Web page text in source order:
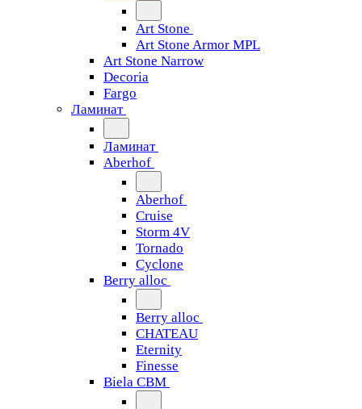
Art Stone
Art Stone Armor MPL
Art Stone Narrow
Decoria
Fargo
Ламинат
Ламинат
Aberhof
Aberhof
Cruise
Storm 4V
Tornado
Сyclone
Berry alloc
Berry alloc
CHATEAU
Eternity
Finesse
Biela CBM